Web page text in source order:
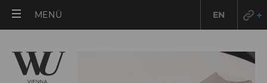
MENÜ EN